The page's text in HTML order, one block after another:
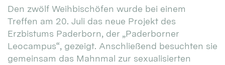
Den zwölf Weihbischöfen wurde bei einem
Treffen am 20. Juli das neue Projekt des
Erzbistums Paderborn, der „Paderborner
Leocampus“, gezeigt. Anschließend besuchten sie
gemeinsam das Mahnmal zur sexualisierten